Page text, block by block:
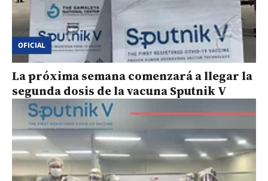
OFICIAL
La próxima semana comenzará a llegar la
segunda dosis de la vacuna Sputnik V